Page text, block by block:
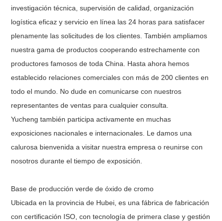
investigación técnica, supervisión de calidad, organización
logística eficaz y servicio en línea las 24 horas para satisfacer
plenamente las solicitudes de los clientes. También ampliamos
nuestra gama de productos cooperando estrechamente con
productores famosos de toda China. Hasta ahora hemos
establecido relaciones comerciales con más de 200 clientes en
todo el mundo. No dude en comunicarse con nuestros
representantes de ventas para cualquier consulta.
Yucheng también participa activamente en muchas
exposiciones nacionales e internacionales. Le damos una
calurosa bienvenida a visitar nuestra empresa o reunirse con
nosotros durante el tiempo de exposición.
Base de producción verde de óxido de cromo
Ubicada en la provincia de Hubei, es una fábrica de fabricación
con certificación ISO, con tecnología de primera clase y gestión